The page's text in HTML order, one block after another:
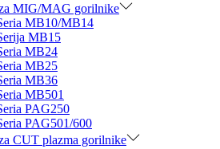
MIG/MAG gorilnike
MB10/MB14
MB15
MB24
MB25
MB36
MB501
PAG250
PAG501/600
CUT plazma gorilnike